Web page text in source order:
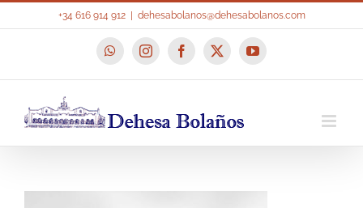
+34 616 914 912 dehesabolanos@dehesabolanos.com
WhatsAppInstagramFacebook
X YouTube